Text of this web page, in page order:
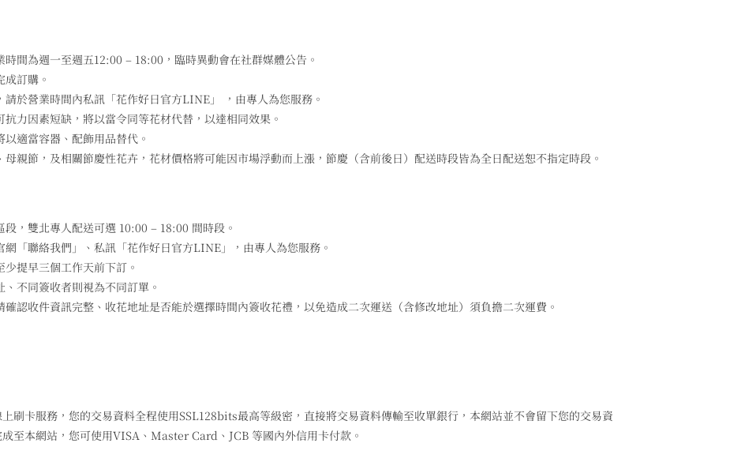
間為週一至週五12:00 – 18:00，臨時異動會在社群媒體公告。
訂購。
於營業時間內私訊「花作好日官方LINE」 ，由專人為您服務。
力因素短缺，將以當令同等花材代替，以達相同效果。
適當容器、配飾用品替代。
親節，及相關節慶性花卉，花材價格將可能因市場浮動而上漲，節慶（含前後日）配送時段皆為全日配送恕不指定時段。
，雙北專人配送可選 10:00 – 18:00 間時段。
「聯絡我們」、私訊「花作好日官方LINE」，由專人為您服務。
提早三個工作天前下訂。
不同簽收者則視為不同訂單。
認收件資訊完整、收花地址是否能於選擇時間內簽收花禮，以免造成二次運送（含修改地址）須負擔二次運費。
刷卡服務，您的交易資料全程使用SSL128bits最高等級密，直接將交易資料傳輸至收單銀行，本網站並不會留下您的交易資
至本網站，您可使用VISA、Master Card、JCB 等國內外信用卡付款。